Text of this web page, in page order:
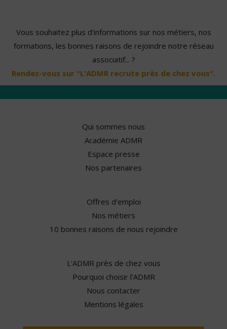
Vous souhaitez plus d'informations sur nos métiers, nos
formations, les bonnes raisons de rejoindre notre réseau
associatif... ?
Rendez-vous sur "L'ADMR recrute près de chez vous".
Qui sommes nous
Académie ADMR
Espace presse
Nos partenaires
Offres d'emploi
Nos métiers
10 bonnes raisons de nous rejoindre
L'ADMR près de chez vous
Pourquoi choisir l'ADMR
Nous contacter
Mentions légales